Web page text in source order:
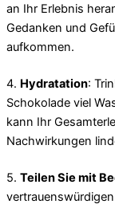
an Ihr Erlebnis
Gedanken und
aufkommen.
4. Hydratation:
Schokolade viel
kann Ihr
Nachwirkungen
5. Teilen Sie mit